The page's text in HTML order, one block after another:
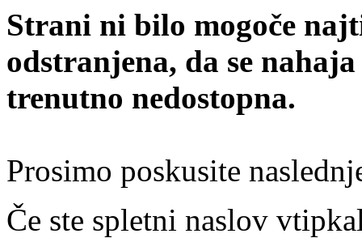
Strani ni bilo mogoče
odstranjena, da se
trenutno nedostopna.
Prosimo poskusite
Če ste spletni naslov